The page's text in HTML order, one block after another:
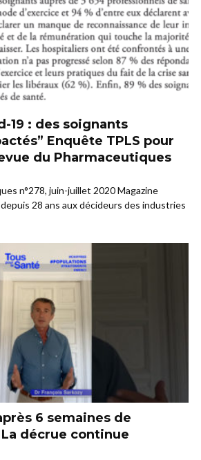
19 : des soignants
Enquête TPLS pour
du Pharmaceutiques
n°278, juin-juillet 2020 Magazine
28 ans aux décideurs des industries
6 semaines de
décrue continue